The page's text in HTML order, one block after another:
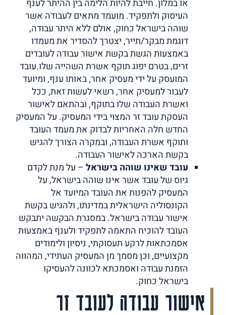
או במלון. חייבת להיות הלימה בין ההיתר לענף
העיסוק ולתפקיד. מועמד מתאים לעבודה אשר
שוהה בישראל כחוק, אולם ללא היתר עבודה,
דוגמת מבקר/תייר, יצטרך להסדיר את מעמדו
באמצעות הגשת בקשת אישור עבודה לעובדים
זרים, בטרם יפוג תוקף אשרת השהייה שלו.עובד
המועסק על ידי מעסיק אחר, באותו ענף, ומיועד
לעבור למעסיק אחר, רשאי לעשות זאת, ככל
ואשרת העבודה שלו בתוקף, ובהתאם לאישור
העסקת עובד זר המצוי בידי המעסיק. על המעסיק
החדש חלה האחריות לבדוק את מעמד העובד
ותוקף אשרת העבודה, ובמקרה הצורך להגיש
בקשת הארכה לאישור העבודה.
עובד שאינו שוהה בישראל– על מנת לקדם
גיוס של עובד אשר אינו שוהה בישראל, על
המעסיק להפנות את העובד המיועד אל
הקונסוליה הישראלית במדינתו, ולהגיש בקשת
אישור עבודה בישראל. במסגרת הבקשה יתבקש
העובד להוכיח התאמה לתפקיד ולענף באמצעות
אסמכתאות לרקע תעסוקתי, ניסיון ולימודים
מקצועיים, וכן מסמך מן המעסיק העתידי, המהווה
הזמנת עבודה ואסמכתא לכוונה להעסיקו
בישראל כחוק.
אישור עבודה לעובד זר